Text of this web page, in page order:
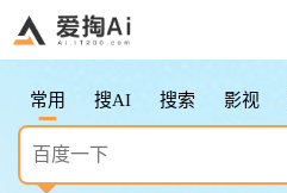
常用 搜AI 搜索 影视